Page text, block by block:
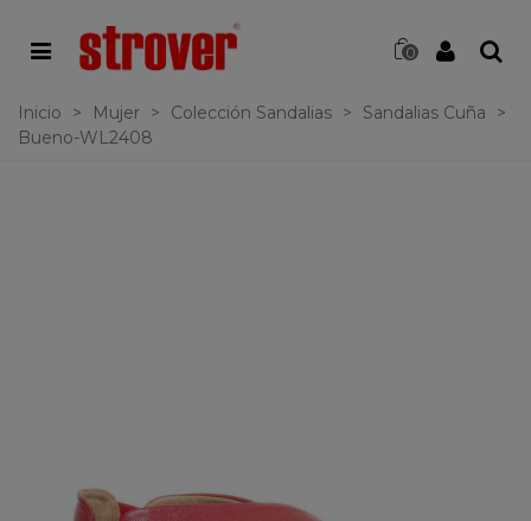
0
Inicio > Mujer > Colección Sandalias > Sandalias Cuña
>
Bueno-WL2408